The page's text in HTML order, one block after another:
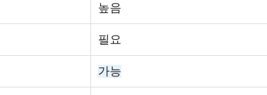
높음
필요
가능